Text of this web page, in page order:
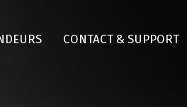
CONTACT & SUPPORT